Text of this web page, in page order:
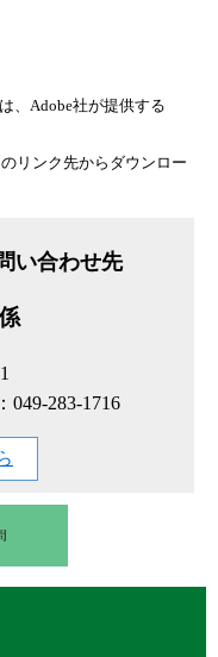
、Adobe社が提供する
リンク先からダウンロー
い合わせ先
049-283-1716